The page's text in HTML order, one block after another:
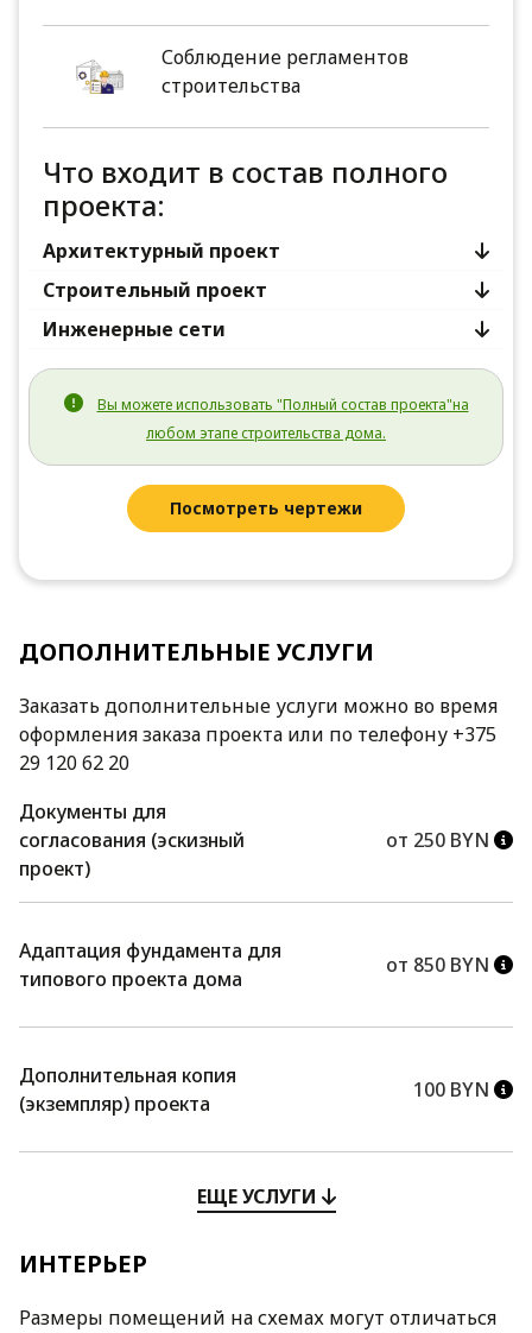
Соблюдение регламентов
строительства
Что входит в состав полного
проекта:
Архитектурный проект
Строительный проект
Инженерные сети
Вы можете использовать "Полный состав проекта"на
любом этапе строительства дома.
Посмотреть чертежи
ДОПОЛНИТЕЛЬНЫЕ УСЛУГИ
Заказать дополнительные услуги можно во время
оформления заказа проекта или по телефону +375
29 120 62 20
Документы для
согласования (эскизный
проект)
от 250 BYN
Адаптация фундамента для
типового проекта дома
от 850 BYN
Дополнительная копия
(экземпляр) проекта
100 BYN
ЕЩЕ УСЛУГИ
ИНТЕРЬЕР
Размеры помещений на схемах могут отличаться